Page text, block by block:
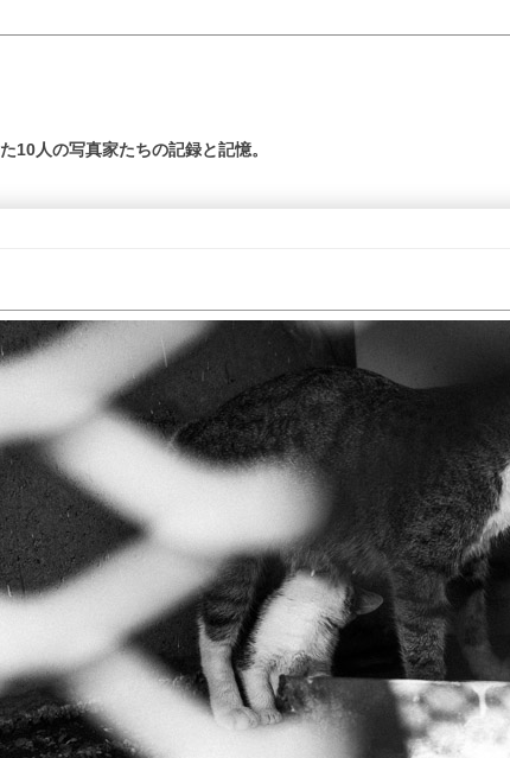
10人の写真家たちの記録と記憶。